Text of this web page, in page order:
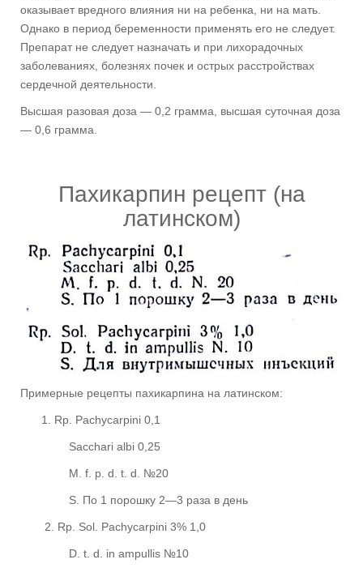
оказывает вредного влияния ни на ребенка, ни на мать.
Однако в период беременности применять его не следует.
Препарат не следует назначать и при лихорадочных
заболеваниях, болезнях почек и острых расстройствах
сердечной деятельности.
Высшая разовая доза — 0,2 грамма, высшая суточная доза
— 0,6 грамма.
Пахикарпин рецепт (на
латинском)
Примерные рецепты пахикарпина на латинском:
Rp. Pachycarpini 0,1
Sacchari albi 0,25
M. f. p. d. t. d. №20
S. По 1 порошку 2—3 раза в день
2. Rp. Sol. Pachycarpini 3% 1,0
D. t. d. in ampullis №10